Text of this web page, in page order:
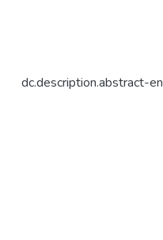
dc.description.abstract-en